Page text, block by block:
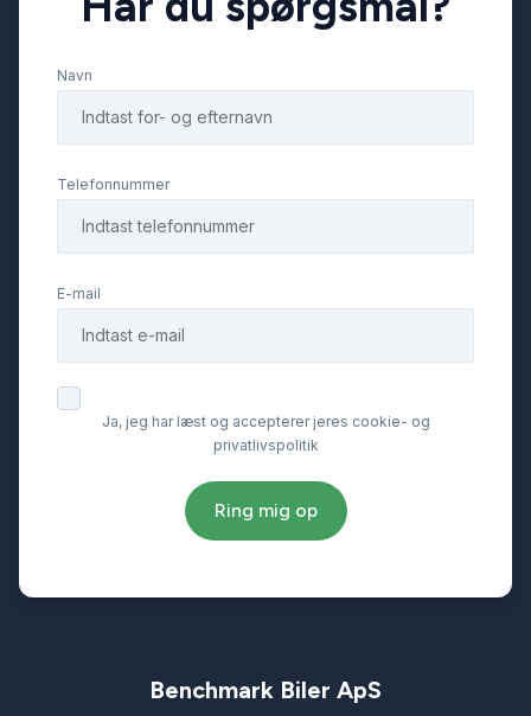
Navn
Telefonnummer
E-mail
Ja, jeg har læst og accepterer jeres cookie- og
privatlivspolitik
Ring mig op
Benchmark Biler ApS